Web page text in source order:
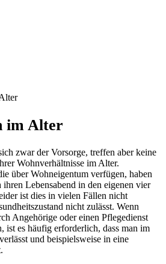
im Alter
zwar der Vorsorge, treffen aber keine
Wohnverhältnisse im Alter.
über Wohneigentum verfügen, haben
Lebensabend in den eigenen vier
ist dies in vielen Fällen nicht
nicht zulässt. Wenn
Angehörige oder einen Pflegedienst
ist es häufig erforderlich, dass man im
und beispielsweise in eine